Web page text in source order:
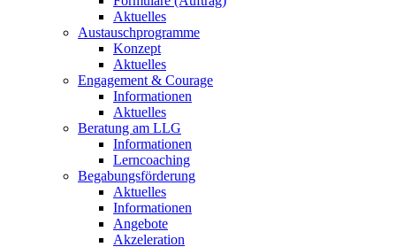
Aktuelles
Austauschprogramme
Konzept
Aktuelles
Engagement & Courage
Informationen
Aktuelles
Beratung am LLG
Informationen
Lerncoaching
Begabungsförderung
Aktuelles
Informationen
Angebote
Akzeleration